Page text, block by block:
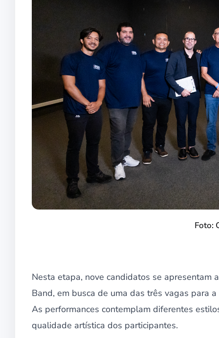
Foto:
Nesta etapa, nove candidatos se apresentam
Band, em busca de uma das três vagas para
As performances contemplam diferentes
qualidade artística dos participantes.